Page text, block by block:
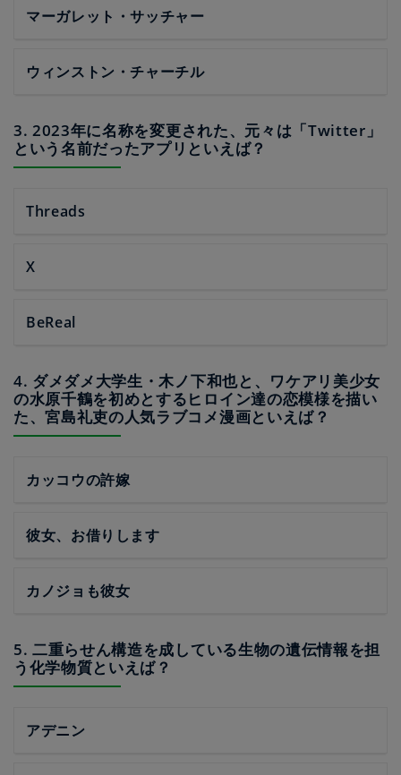
マーガレット・サッチャー
ウィンストン・チャーチル
3. 2023年に名称を変更された、元々は「Twitter」
という名前だったアプリといえば？
Threads
X
BeReal
4. ダメダメ大学生・木ノ下和也と、ワケアリ美少女
の水原千鶴を初めとするヒロイン達の恋模様を描い
た、宮島礼吏の人気ラブコメ漫画といえば？
カッコウの許嫁
彼女、お借りします
カノジョも彼女
5. 二重らせん構造を成している生物の遺伝情報を担
う化学物質といえば？
アデニン